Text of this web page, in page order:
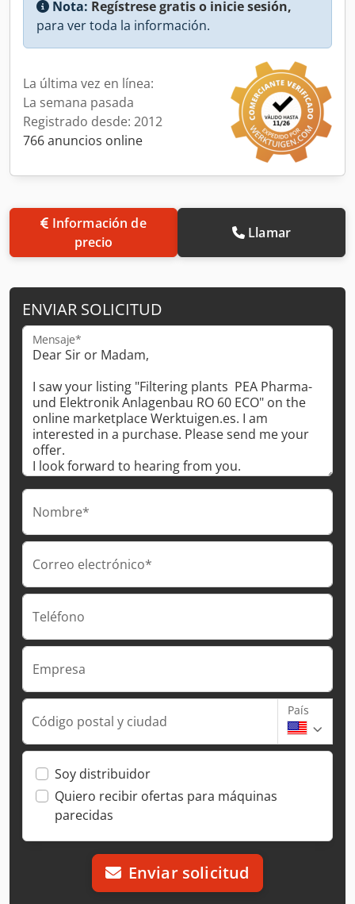
Nota: Regístrese gratis o inicie sesión,
para ver toda la información.
La última vez en línea:
La semana pasada
Registrado desde: 2012
766 anuncios online
precio
Llamar
ENVIAR SOLICITUD
Mensaje*
Nombre*
Correo electrónico*
Teléfono
Empresa
Código postal y ciudad
País
Soy distribuidor
Quiero recibir ofertas para máquinas
parecidas
Enviar solicitud